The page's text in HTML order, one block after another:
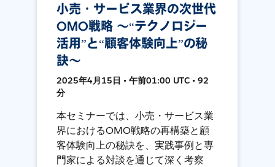
小売・サービス業界の次世代
OMO戦略 ～“テクノロジー
活用”と“顧客体験向上”の秘
訣～
2025年4月15日 • 午前01:00 UTC • 92
分
本セミナーでは、小売・サービス業
界におけるOMO戦略の再構築と顧
客体験向上の秘訣を、実践事例と専
門家による対談を通じて深く考察